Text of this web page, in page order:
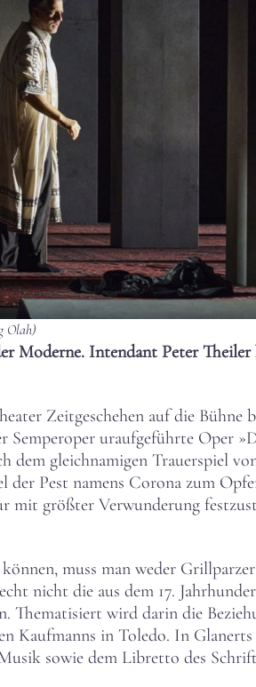
Olah)
Moderne. Intendant Peter
Zeitgeschehen auf die
Semperoper uraufgeführte Oper
dem gleichnamigen Trauerspiel
Pest namens Corona zum
mit größter Verwunderung
muss man weder
nicht die aus dem 17.
Thematisiert wird darin die
Kaufmanns in Toledo. In
sowie dem Libretto des